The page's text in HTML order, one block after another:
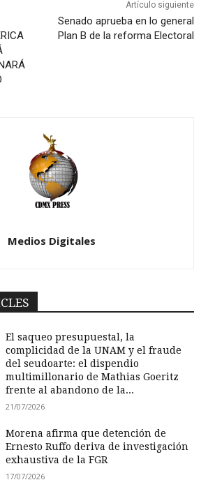
Artículo siguiente
Senado aprueba en lo general
Plan B de la reforma Electoral
Medios Digitales
El saqueo presupuestal, la
complicidad de la UNAM y el fraude
del seudoarte: el dispendio
multimillonario de Mathias Goeritz
frente al abandono de la...
21/07/2026
Morena afirma que detención de
Ernesto Ruffo deriva de investigación
exhaustiva de la FGR
17/07/2026